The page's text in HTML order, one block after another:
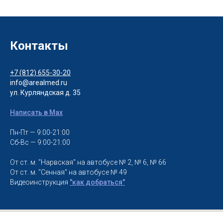
Контакты
+7 (812) 655-30-20
info@arealmed.ru
ул. Курляндская д. 35
Написать в Max
Пн-Пт — 9:00-21:00
Сб-Вс — 9:00-21:00
От ст. м. "Нарвская" на автобусе № 2, № 6, № 66
От ст. м. "Сенная" на автобусе № 49
Видеоинструкция "как добраться"